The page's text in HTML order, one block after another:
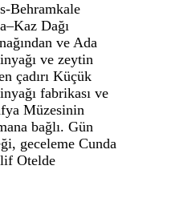
Behramkale
Dağı
ve Ada
ve zeytin
çadırı Küçük
fabrikası ve
Müzesinin
bağlı. Gün
geceleme Cunda
Otelde